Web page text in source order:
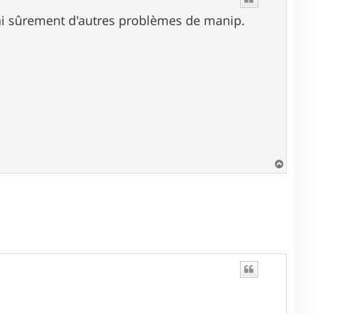
sûrement d'autres problèmes de manip.
a